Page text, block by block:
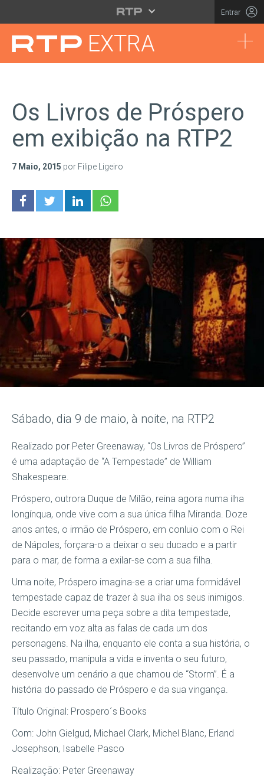
Saltar para o conteúdo principal
Entrar
EXTRA
Os Livros de Próspero
em exibição na RTP2
7 Maio, 2015 por Filipe Ligeiro
Sábado, dia 9 de maio, à noite, na RTP2
Realizado por Peter Greenaway, “Os Livros de Próspero”
é uma adaptação de “A Tempestade” de William
Shakespeare.
Próspero, outrora Duque de Milão, reina agora numa ilha
longínqua, onde vive com a sua única filha Miranda. Doze
anos antes, o irmão de Próspero, em conluio com o Rei
de Nápoles, forçara-o a deixar o seu ducado e a partir
para o mar, de forma a exilar-se com a sua filha.
Uma noite, Próspero imagina-se a criar uma formidável
tempestade capaz de trazer à sua ilha os seus inimigos.
Decide escrever uma peça sobre a dita tempestade,
recitando em voz alta as falas de cada um dos
personagens. Na ilha, enquanto ele conta a sua história, o
seu passado, manipula a vida e inventa o seu futuro,
desenvolve um cenário a que chamou de “Storm”. É a
história do passado de Próspero e da sua vingança.
Título Original: Prospero´s Books
Com: John Gielgud, Michael Clark, Michel Blanc, Erland
Josephson, Isabelle Pasco
Realização: Peter Greenaway